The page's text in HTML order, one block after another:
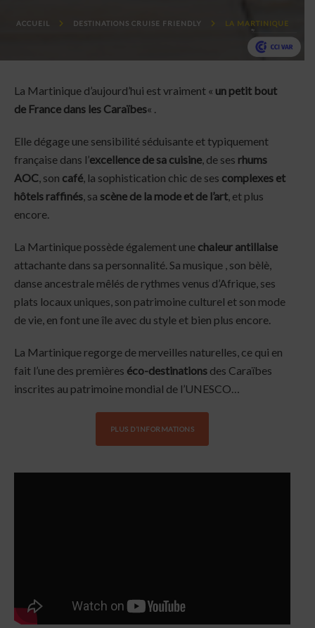
ACCUEIL DESTINATIONS CRUISE FRIENDLY LA MARTINIQUE
La Martinique d’aujourd’hui est vraiment « un petit bout
de France dans les Caraïbes« .
Elle dégage une sensibilité séduisante et typiquement
française dans l’excellence de sa cuisine , de ses rhums
AOC , son café , la sophistication chic de ses complexes et
hôtels raffinés , sa scène de la mode et de l’art , et plus
encore.
La Martinique possède également une chaleur antillaise
attachante dans sa personnalité. Sa musique , son bèlè,
danse ancestrale mêlés de rythmes venus d’Afrique, ses
plats locaux uniques, son patrimoine culturel et son mode
de vie, en font une île avec du style et bien plus encore.
La Martinique regorge de merveilles naturelles, ce qui en
fait l’une des premières éco-destinations des Caraïbes
inscrites au patrimoine mondial de l’UNESCO…
PLUS D’INFORMATIONS